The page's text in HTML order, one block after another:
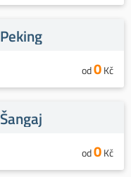
Peking
od0Kč
Šangaj
od0Kč